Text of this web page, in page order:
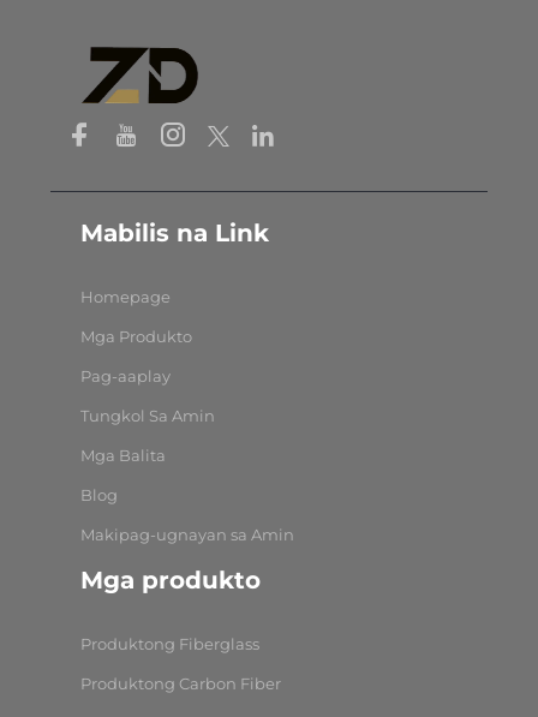
Mabilis na Link
Homepage
Mga Produkto
Pag-aaplay
Tungkol Sa Amin
Mga Balita
Blog
Makipag-ugnayan sa Amin
Mga produkto
Produktong Fiberglass
Produktong Carbon Fiber